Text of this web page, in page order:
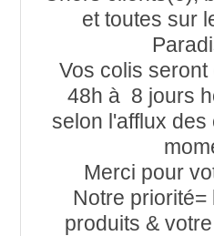
et toutes sur
Vos colis
48h à 8 jours
selon l'afflux
Merci pour
Notre priorité=
produits &